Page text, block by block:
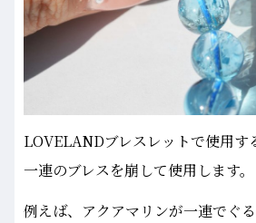
LOVELANDブレスレットで使用す
一連のブレスを崩して使用します
例えば、アクアマリンが一連でぐ